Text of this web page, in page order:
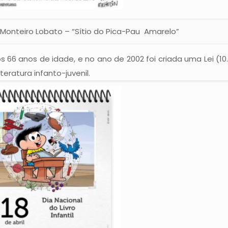
Lobato – “Sítio do Pica-Pau Amarelo”
anos de idade, e no ano de 2002 foi criada uma Lei
infanto-juvenil.